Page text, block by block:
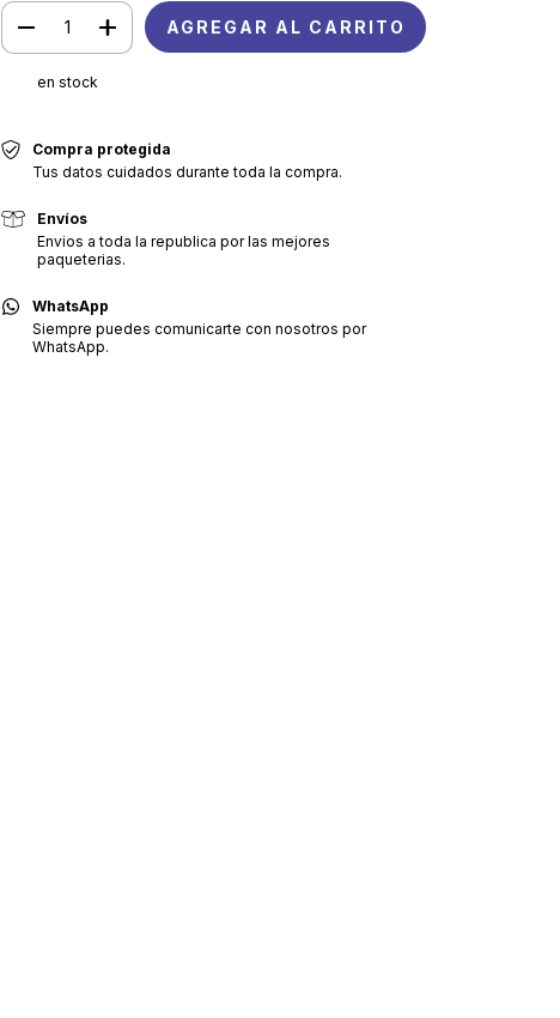
en stock
Compra protegida
Tus datos cuidados durante toda la compra.
Envíos
Envios a toda la republica por las mejores
paqueterias.
WhatsApp
Siempre puedes comunicarte con nosotros por
WhatsApp.